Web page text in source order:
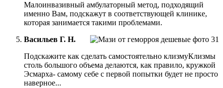
Малоинвазивный амбулаторный метод, подходящий
именно Вам, подскажут в соответствующей клинике,
которая занимается такими проблемами.
Васильев Г. Н.
Подскажите как сделать самостоятельно клизмуКлизмы
столь большого объема делаются, как правило, кружкой
Эсмарха- самому себе с первой попытки будет не просто
наверное...